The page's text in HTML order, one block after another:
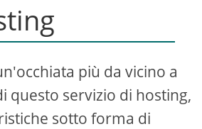
più da vicino a
questo servizio di hosting,
sotto forma di